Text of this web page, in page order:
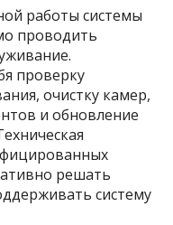
работы системы
проводить
проверку
очистку камер,
и обновление
решать
систему